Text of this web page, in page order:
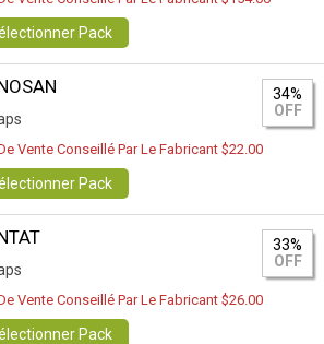
Pack
34%
OFF
Vente Conseillé Par Le Fabricant $22.00
Pack
33%
OFF
Vente Conseillé Par Le Fabricant $26.00
Pack